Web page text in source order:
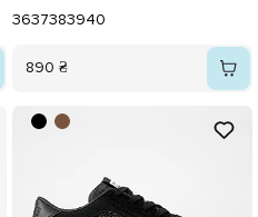
3637383940
890 ₴